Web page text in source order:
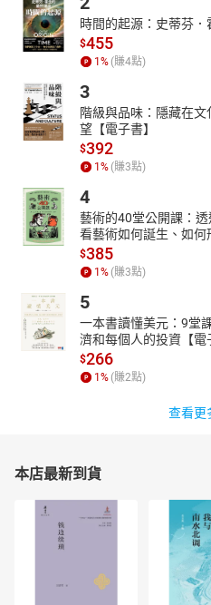
合文法語意具有邏輯性與連貫性的
做分析，解析句中句型，並提出其
類旁通。
3. 統整文法概念
每一期皆有「解析文法」篇幅課程
系統化，文法概念深入淺出。另外
型之重點解析，讓讀者不僅能了解
用在文章上。
4. 強化應考實力
雜誌的閱讀測驗除選材多元外，
含素養題及混合題，讓讀者能快速
字、文意選填及篇章結構等單元皆
5. 增強英文相關知識及聽力
由賴世雄老師帶領 Karen、Bruce
Jennifer 等六位老師組成的廣播教
有詳盡的解說及許多補充，聽完每
天文章為全英文講解，有助於強化
June 2023
romance. It’s a time to give boxes
love. However, this much-loved
animals. To learn more about the
the article “The Danger of
love chocolate, there are a few
時間的起源：史蒂芬．
$455
1 % (賺4點)
3
階級與品味：隱藏在
望【電子書】
$392
1 % (賺3點)
4
藝術的40堂公開課：
看藝術如何誕生、如何
$385
1 % (賺3點)
5
一本書讀懂美元：9堂
濟和每個人的投資【電
$266
1 % (賺2點)
查看更
本店最新到貨